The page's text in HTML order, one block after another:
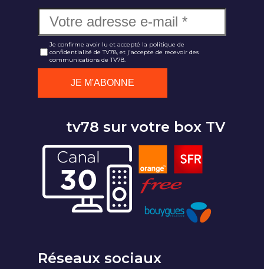
Je confirme avoir lu et accepté la politique de
confidentialité de TV78, et j'accepte de recevoir des
communications de TV78.
tv78 sur votre box TV
Réseaux sociaux